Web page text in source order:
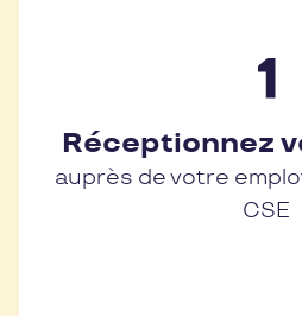
Réceptionnez
auprès de votre
CSE